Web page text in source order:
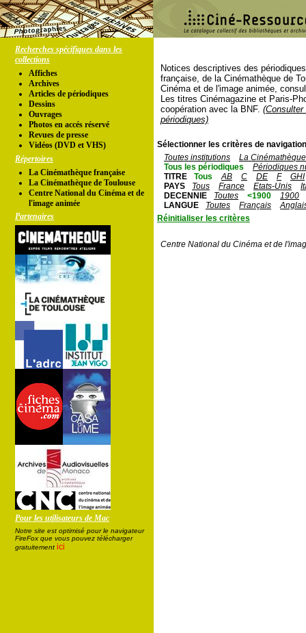
Recherches spécifiques dans les
collections
Affiches
Archives
Articles de périodiques
Dessins
Ouvrages
Photos en accés réservé
Revues de presse
Vidéos (DVD et VHS)
Répertoires
La Cinémathèque française
La Cinémathèque de Toulouse
Centre National du Cinéma et de
l'image animée
Partenaires
Pour les utilisateurs de Mac
Notre site est optimisé pour le navigateur
FireFox que vous pouvez télécharger
gratuitement ici
Notices descriptives des
française, de la Cinémathèque de
Cinéma et de l'image animée,
Les titres Cinémagazine et Paris-
coopération avec la BNF.
périodiques)
Sélectionner les critères de
Toutes institutions
La
Tous les périodiques
Périodiques
TITRE
Tous AB C DE F
GHI
PAYS
Tous France Etats-Unis
DECENNIE
Toutes <1900
1900
LANGUE
Toutes Français
Réinitialiser les critères
Centre National du Cinéma et de